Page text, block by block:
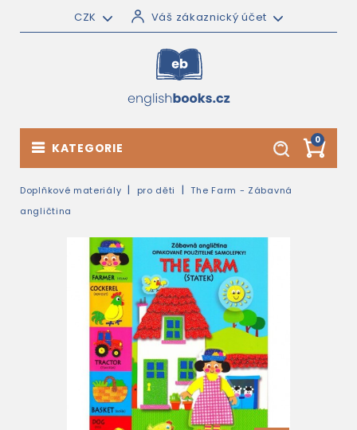
CZK Váš zákaznický účet
0
KATEGORIE
Doplňkové materiály pro děti
The Farm - Zábavná
angličtina